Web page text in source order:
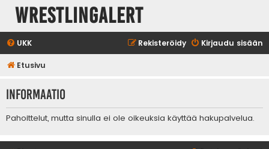
WrestlingAlert
UKK Kirjaudu sisään
Rekisteröidy
Etusivu
Informaatio
Pahoittelut, mutta sinulla ei ole oikeuksia käyttää hakupalvelua.